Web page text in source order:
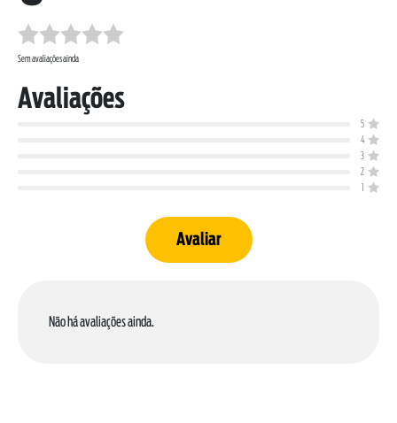
OUVIDORIA
Sem avaliações ainda
Avaliações
5
4
3
2
Avaliar
Não há avaliações ainda.